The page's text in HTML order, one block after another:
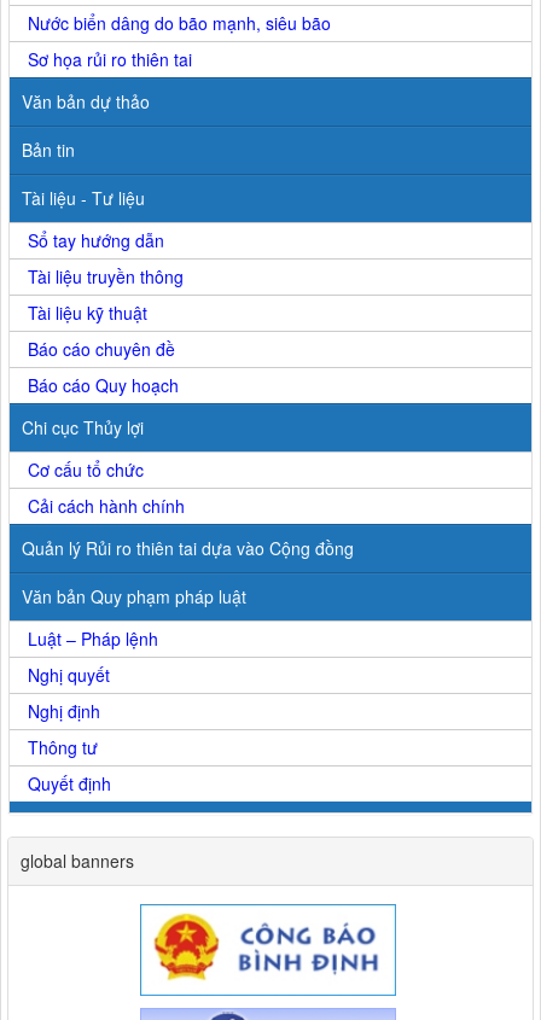
Nước biển dâng do bão mạnh, siêu bão
Sơ họa rủi ro thiên tai
Văn bản dự thảo
Bản tin
Tài liệu - Tư liệu
Sổ tay hướng dẫn
Tài liệu truyền thông
Tài liệu kỹ thuật
Báo cáo chuyên đề
Báo cáo Quy hoạch
Chi cục Thủy lợi
Cơ cấu tổ chức
Cải cách hành chính
Quản lý Rủi ro thiên tai dựa vào Cộng đồng
Văn bản Quy phạm pháp luật
Luật – Pháp lệnh
Nghị quyết
Nghị định
Thông tư
Quyết định
global banners